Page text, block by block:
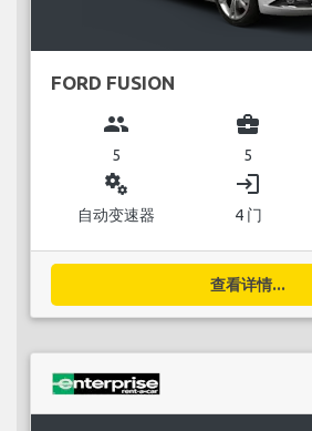
FORD FUSION
group
5
business_center
5
miscellaneous_services
自动变速器
login
4 门
查看详情...